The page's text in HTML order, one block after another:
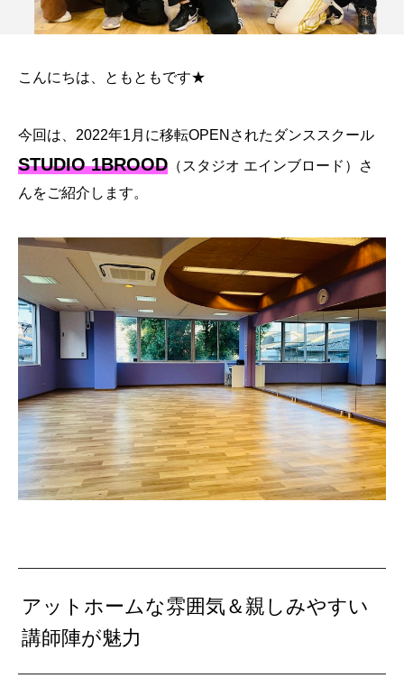
こんにちは、ともともです★
今回は、2022年1月に移転OPENされたダンススクール
STUDIO 1BROOD （スタジオ エインブロード）さ
んをご紹介します。
アットホームな雰囲気＆親しみやすい
講師陣が魅力